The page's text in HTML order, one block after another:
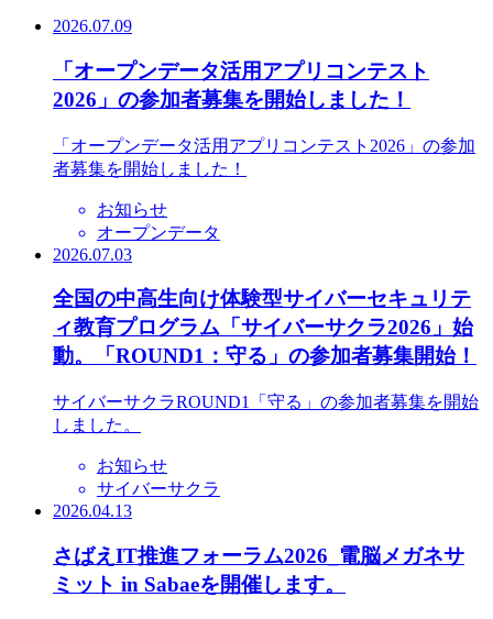
2026.07.09
「オープンデータ活用アプリコンテスト
2026」の参加者募集を開始しました！
「オープンデータ活用アプリコンテスト2026」の参加
者募集を開始しました！
お知らせ
オープンデータ
2026.07.03
全国の中高生向け体験型サイバーセキュリテ
ィ教育プログラム「サイバーサクラ2026」始
動。「ROUND1：守る」の参加者募集開始！
サイバーサクラROUND1「守る」の参加者募集を開始
しました。
お知らせ
サイバーサクラ
2026.04.13
さばえIT推進フォーラム2026_電脳メガネサ
ミット in Sabaeを開催します。